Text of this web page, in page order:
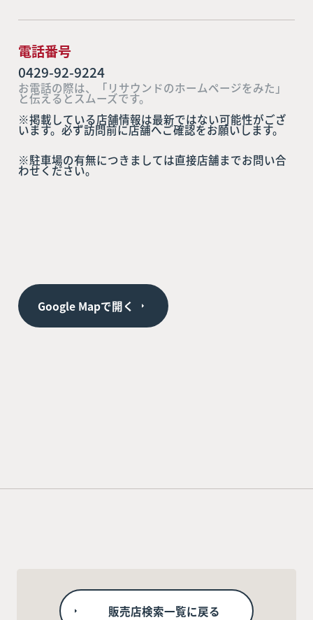
電話番号
0429-92-9224
お電話の際は、「リサウンドのホームページをみた」
と伝えるとスムーズです。
※掲載している店舗情報は最新ではない可能性がござ
います。必ず訪問前に店舗へご確認をお願いします。
※駐車場の有無につきましては直接店舗までお問い合
わせください。
Google Mapで開く
販売店検索一覧に戻る